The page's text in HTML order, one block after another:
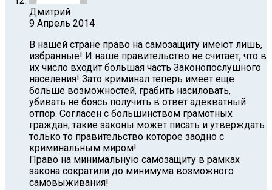
Дмитрий
9 Апрель 2014
В нашей стране право на самозащиту имеют лишь,
избранные! И наше правительство не считает, что в
их число входит большая часть Законопослушного
населения! Зато криминал теперь имеет еще
больше возможностей, грабить насиловать,
убивать не боясь получить в ответ адекватный
отпор. Согласен с большинством грамотных
граждан, такие законы может писать и утверждать
только то правительство которое заодно с
криминальным миром!
Право на минимальную самозащиту в рамках
закона сократили до минимума возможного
самовыживания!